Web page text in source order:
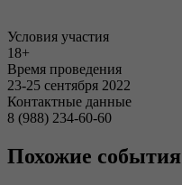
Условия участия
18+
Время проведения
23-25 сентября 2022
Контактные данные
8 (988) 234-60-60
Похожие события